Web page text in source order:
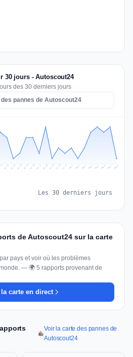
30 jours - Autoscout24
des 30 derniers jours
pannes de Autoscout24
Jul 22 Jul 23 Jul 24 Jul 25 Jul 26 Jul 27 Jul 28 Jul 29 Jul 30 Jul 31 Aug 1 Aug 2 Aug 3 Aug 4 Aug 5 Aug 6 Aug 7 Aug 8
Les 30 derniers jours
de Autoscout24 sur la carte
pays et voir où les problèmes
— 🌍 5 rapports provenant de
carte en direct
Voir la carte des pannes de
Autoscout24